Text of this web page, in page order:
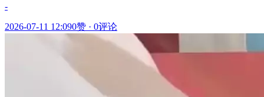
-
2026-07-11 12:090赞 · 0评论